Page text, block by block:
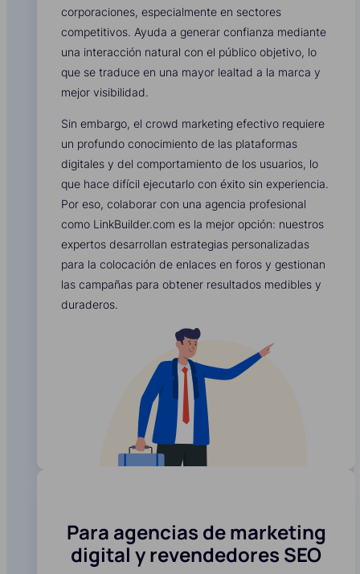
corporaciones, especialmente en sectores
competitivos. Ayuda a generar confianza mediante
una interacción natural con el público objetivo, lo
que se traduce en una mayor lealtad a la marca y
mejor visibilidad.
Sin embargo, el crowd marketing efectivo requiere
un profundo conocimiento de las plataformas
digitales y del comportamiento de los usuarios, lo
que hace difícil ejecutarlo con éxito sin experiencia.
Por eso, colaborar con una agencia profesional
como LinkBuilder.com es la mejor opción: nuestros
expertos desarrollan estrategias personalizadas
para la colocación de enlaces en foros y gestionan
las campañas para obtener resultados medibles y
duraderos.
Para agencias de marketing
digital y revendedores SEO